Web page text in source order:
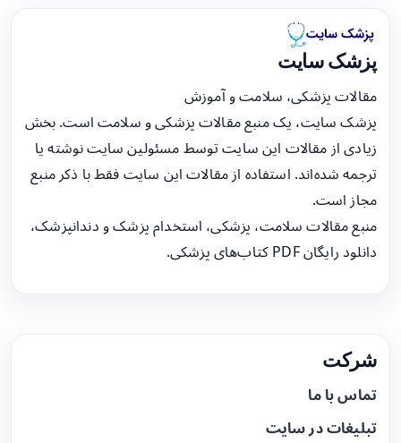
پزشک سایت
مقالات پزشکی، سلامت و آموزش
پزشک سایت، یک منبع مقالات پزشکی و سلامت است. بخش
زیادی از مقالات این سایت توسط مسئولین سایت نوشته یا
ترجمه شده‌اند. استفاده از مقالات این سایت فقط با ذکر منبع
مجاز است.
منبع مقالات سلامت، پزشکی، استخدام پزشک و دندانپزشک،
دانلود رایگان PDF کتاب‌های پزشکی.
شرکت
تماس با ما
تبلیغات در سایت